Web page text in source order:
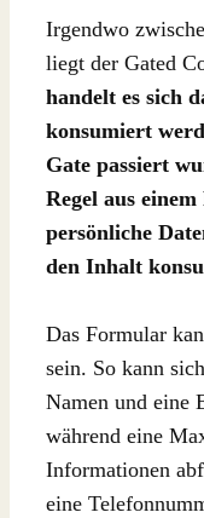
Irgendwo
liegt der Gated
handelt es sich
konsumiert
Gate passiert
Regel aus
persönliche
den Inhalt
Das Formular
sein. So kann
Namen und eine
während eine
Informationen
eine